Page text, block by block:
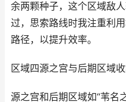
余两颗种子，这个区域敌
过，思索路线时我注重利
路径，以提升效率。
区域四源之宫与后期区域
源之宫和后期区域如“苇名